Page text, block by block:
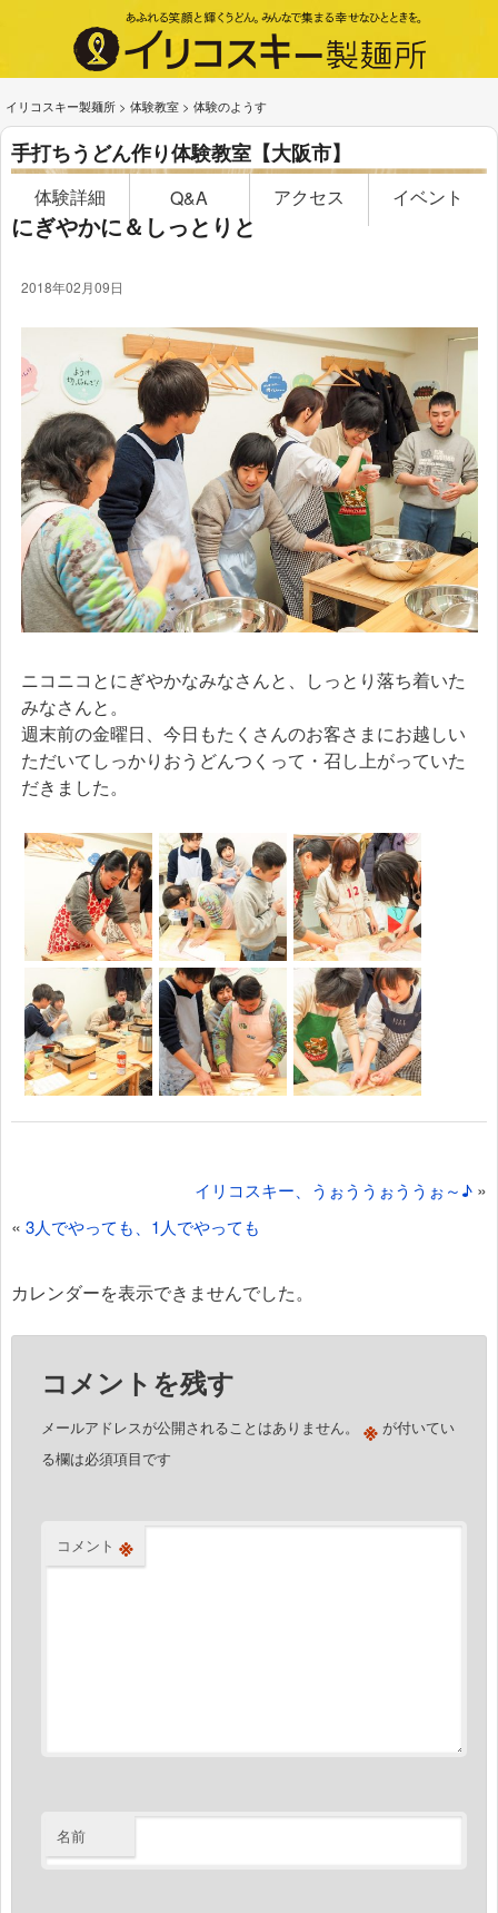
イリコスキー製麺所 > 体験教室 > 体験のようす
手打ちうどん作り体験教室【大阪市】
体験詳細 Q&A アクセス イベント
にぎやかに＆しっとりと
2018年02月09日
ニコニコとにぎやかなみなさんと、しっとり落ち着いた
みなさんと。
週末前の金曜日、今日もたくさんのお客さまにお越しい
ただいてしっかりおうどんつくって・召し上がっていた
だきました。
稿
ビ
イリコスキー、うぉううぉううぉ～♪ »
« 3人でやっても、1人でやっても
カレンダーを表示できませんでした。
コメントを残す
メールアドレスが公開されることはありません。 ※が付いてい
る欄は必須項目です
コメント ※
名前